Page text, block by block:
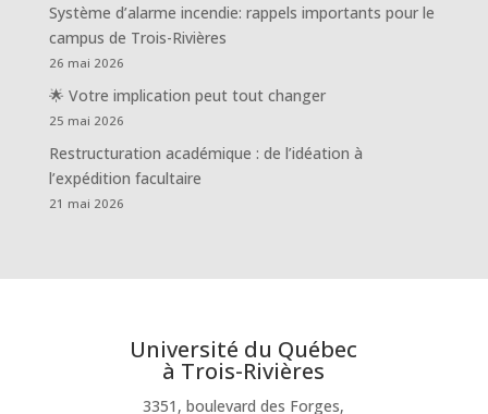
Système d’alarme incendie: rappels importants pour le
campus de Trois-Rivières
26 mai 2026
🌟 Votre implication peut tout changer
25 mai 2026
Restructuration académique : de l’idéation à
l’expédition facultaire
21 mai 2026
Université du Québec
à Trois-Rivières
3351, boulevard des Forges,